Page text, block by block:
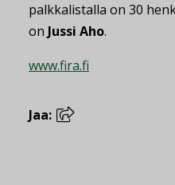
palkkalistalla on 30
on Jussi Aho.
www.fira.fi
Jaa: